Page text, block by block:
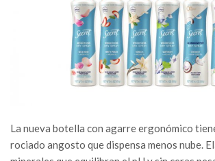
La nueva botella con agarre ergonómico
rociado angosto que dispensa menos nube.